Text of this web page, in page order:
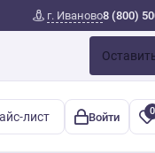
г. Иваново8 (800)
лист Войти 0